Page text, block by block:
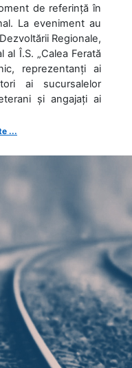
de referință în
La eveniment au
Regionale,
Î.S. „Calea Ferată
reprezentanți ai
ai sucursalelor
și angajați ai
...